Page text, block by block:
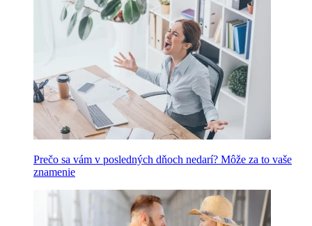
Prečo sa vám v posledných dňoch nedarí? Môže za to vaše
znamenie